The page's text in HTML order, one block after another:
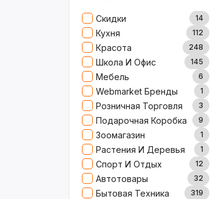
Скидки 14
Кухня 112
Красота 248
Школа И Офис 145
Мебель 6
Webmarket Бренды 1
Розничная Торговля 3
Подарочная Коробка 9
Зоомагазин 1
Растения И Деревья 1
Спорт И Отдых 12
Автотовары 32
Бытовая Техника 319